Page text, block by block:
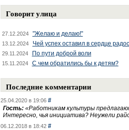
Говорит улица
27.12.2024 "Желаю и делаю!"
13.12.2024 Чей успех оставил в сердце
29.11.2024 По пути доброй воли
15.11.2024 С чем обратились бы к детям?
Последние комментарии
25.04.2020 в 19:06 #
Гость: «Работникам культуры
Интересно, чья инициатива? Неужели
06.12.2018 в 18:42 #